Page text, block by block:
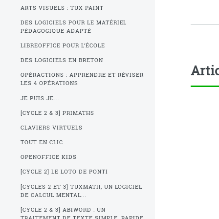
ARTS VISUELS : TUX PAINT
DES LOGICIELS POUR LE MATÉRIEL
PÉDAGOGIQUE ADAPTÉ
LIBREOFFICE POUR L’ÉCOLE
DES LOGICIELS EN BRETON
OPÉRACTIONS : APPRENDRE ET RÉVISER
LES 4 OPÉRATIONS
JE PUIS JE...
[CYCLE 2 & 3] PRIMATHS
CLAVIERS VIRTUELS
TOUT EN CLIC
OPENOFFICE KIDS
[CYCLE 2] LE LOTO DE PONTI
[CYCLES 2 ET 3] TUXMATH, UN LOGICIEL
DE CALCUL MENTAL...
[CYCLE 2 & 3] ABIWORD : UN